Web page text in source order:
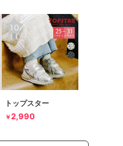
トップスター
￥2,990